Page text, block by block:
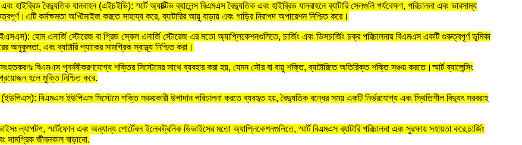
হাইব্রিড বৈদ্যুতিক যানবাহন (এইচইভি): স্মার্ট অ্যাক্টিভ ব্যালেন্স বিএমএস বৈদ্যুতিক এবং হাইব্রিড যানবাহনে ব্যাটারি সেলগুলি পর্যবেক্ষণ, পরিচালনা এবং ভারসাম্য
কর্মক্ষমতা অপ্টিমাইজ করতে সাহায্য করে, ব্যাটারির আয়ু বাড়ায় এবং গাড়ির নিরাপদ অপারেশন নিশ্চিত করে।
হোম এনার্জি স্টোরেজ বা গ্রিড স্কেল এনার্জি স্টোরেজ এর মতো অ্যাপ্লিকেশনগুলিতে, চার্জিং এবং ডিসচার্জিং চক্র পরিচালনায় বিএমএস একটি গুরুত্বপূর্ণ ভূমিকা
অনুকূলতা, এবং ব্যাটারি প্যাকের সামগ্রিক স্বাস্থ্য নিশ্চিত করা।
বিএমএস পুনর্নবীকরণযোগ্য শক্তির সিস্টেমের সাথে ব্যবহার করা হয়, যেমন সৌর বা বায়ু শক্তি, ব্যাটারিতে অতিরিক্ত শক্তি সঞ্চয় করতে।স্মার্ট ব্যালেন্সিং
হলে মুক্তি নিশ্চিত করে.
(ইউপিএস): বিএমএস ইউপিএস সিস্টেমে শক্তি সঞ্চয়কারী উপাদান পরিচালনা করতে ব্যবহৃত হয়, বৈদ্যুতিক বন্ধের সময় একটি নির্ভরযোগ্য এবং স্থিতিশীল বিদ্যুৎ সরবরাহ
ল্যাপটপ, স্মার্টফোন এবং অন্যান্য পোর্টেবল ইলেকট্রনিক ডিভাইসের মতো অ্যাপ্লিকেশনগুলিতে, স্মার্ট বিএমএস ব্যাটারি পরিচালনা এবং সুরক্ষায় সহায়তা করে,চার্জিং
সামগ্রিক জীবনকাল বাড়ানো.